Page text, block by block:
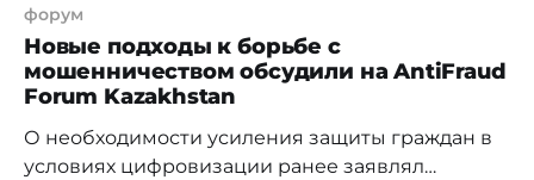
форум
Новые подходы к борьбе с
мошенничеством обсудили на AntiFraud
Forum Kazakhstan
О необходимости усиления защиты граждан в
условиях цифровизации ранее заявлял